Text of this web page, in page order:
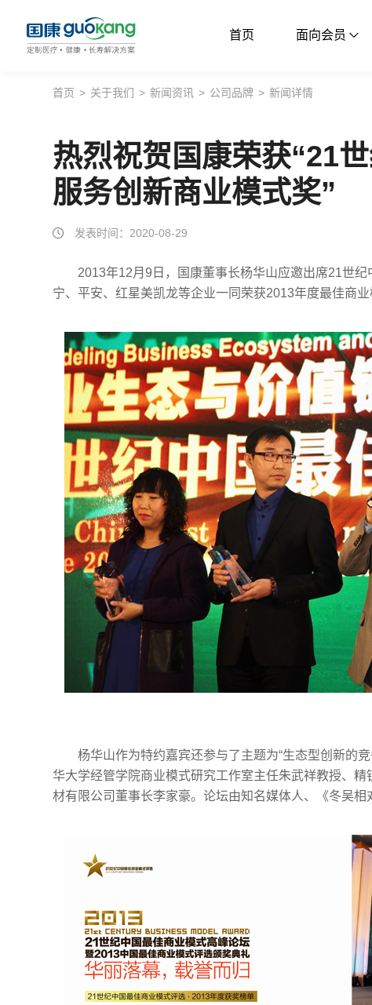
首页 面向会员
面向企业
服务支持
关于我们
首页 > 关于我们 > 新闻资讯 > 公司品牌 > 新闻详情
热烈祝贺国康荣获“21
服务创新商业模式奖”
发表时间：2020-08-29
2013年12月9日，国康董事长杨华山应邀出席21世
宁、平安、红星美凯龙等企业一同荣获2013年度最佳商业
杨华山作为特约嘉宾还参与了主题为“生态型创新的
华大学经管学院商业模式研究工作室主任朱武祥教授、
材有限公司董事长李家豪。论坛由知名媒体人、《冬吴相